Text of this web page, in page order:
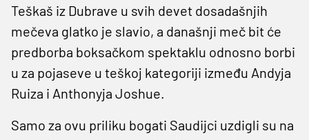
Teškaš iz Dubrave u svih devet dosadašnjih
mečeva glatko je slavio, a današnji meč bit će
predborba boksačkom spektaklu odnosno borbi
u za pojaseve u teškoj kategoriji između Andyja
Ruiza i Anthonyja Joshue.
Samo za ovu priliku bogati Saudijci uzdigli su na